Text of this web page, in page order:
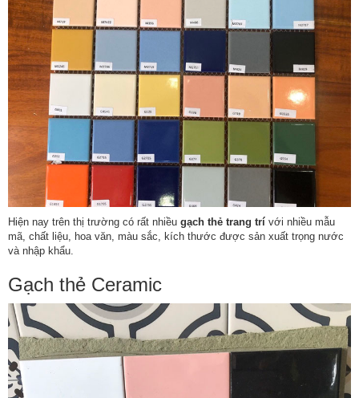
Hiện nay trên thị trường có rất nhiều gạch thẻ trang trí với nhiều mẫu
mã, chất liệu, hoa văn, màu sắc, kích thước được sản xuất trọng nước
và nhập khẩu.
Gạch thẻ Ceramic